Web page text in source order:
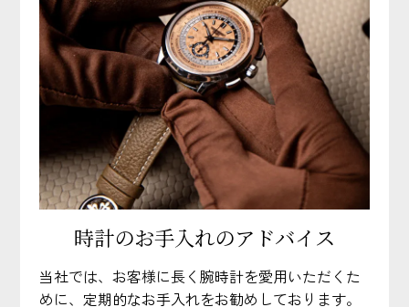
時計のお手入れのアドバイス
当社では、お客様に長く腕時計を愛用いただくた
めに、定期的なお手入れをお勧めしております。